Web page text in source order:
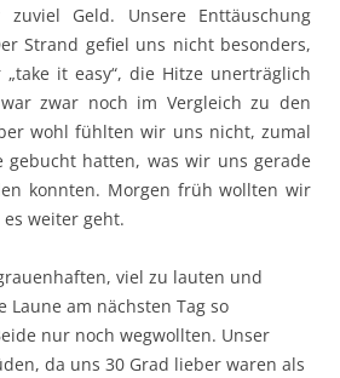
Geld. Unsere Enttäuschung
Strand gefiel uns nicht besonders,
it easy“, die Hitze unerträglich
zwar noch im Vergleich zu den
wohl fühlten wir uns nicht, zumal
hatten, was wir uns gerade
konnten. Morgen früh wollten wir
weiter geht.
viel zu lauten und
Laune am nächsten Tag so
nur noch wegwollten. Unser
da uns 30 Grad lieber waren als